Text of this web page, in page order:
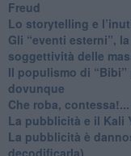
Freud
​Lo storytelling e
​Gli “eventi esterni”,
soggettività delle
​Il populismo di “Bibi”
dovunque
​Che roba,
La pubblicità e il Kali
​La pubblicità è
decodificarla)